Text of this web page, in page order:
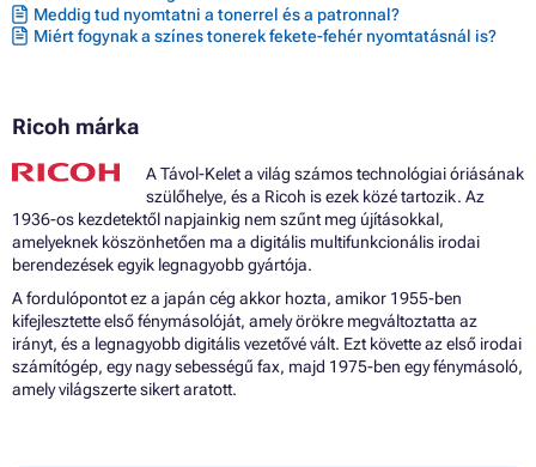
Meddig tud nyomtatni a tonerrel és a patronnal?
Miért fogynak a színes tonerek fekete-fehér nyomtatásnál is?
Ricoh márka
A Távol-Kelet a világ számos technológiai óriásának
szülőhelye, és a Ricoh is ezek közé tartozik. Az
1936-os kezdetektől napjainkig nem szűnt meg újításokkal,
amelyeknek köszönhetően ma a digitális multifunkcionális irodai
berendezések egyik legnagyobb gyártója.
A fordulópontot ez a japán cég akkor hozta, amikor 1955-ben
kifejlesztette első fénymásolóját, amely örökre megváltoztatta az
irányt, és a legnagyobb digitális vezetővé vált. Ezt követte az első irodai
számítógép, egy nagy sebességű fax, majd 1975-ben egy fénymásoló,
amely világszerte sikert aratott.